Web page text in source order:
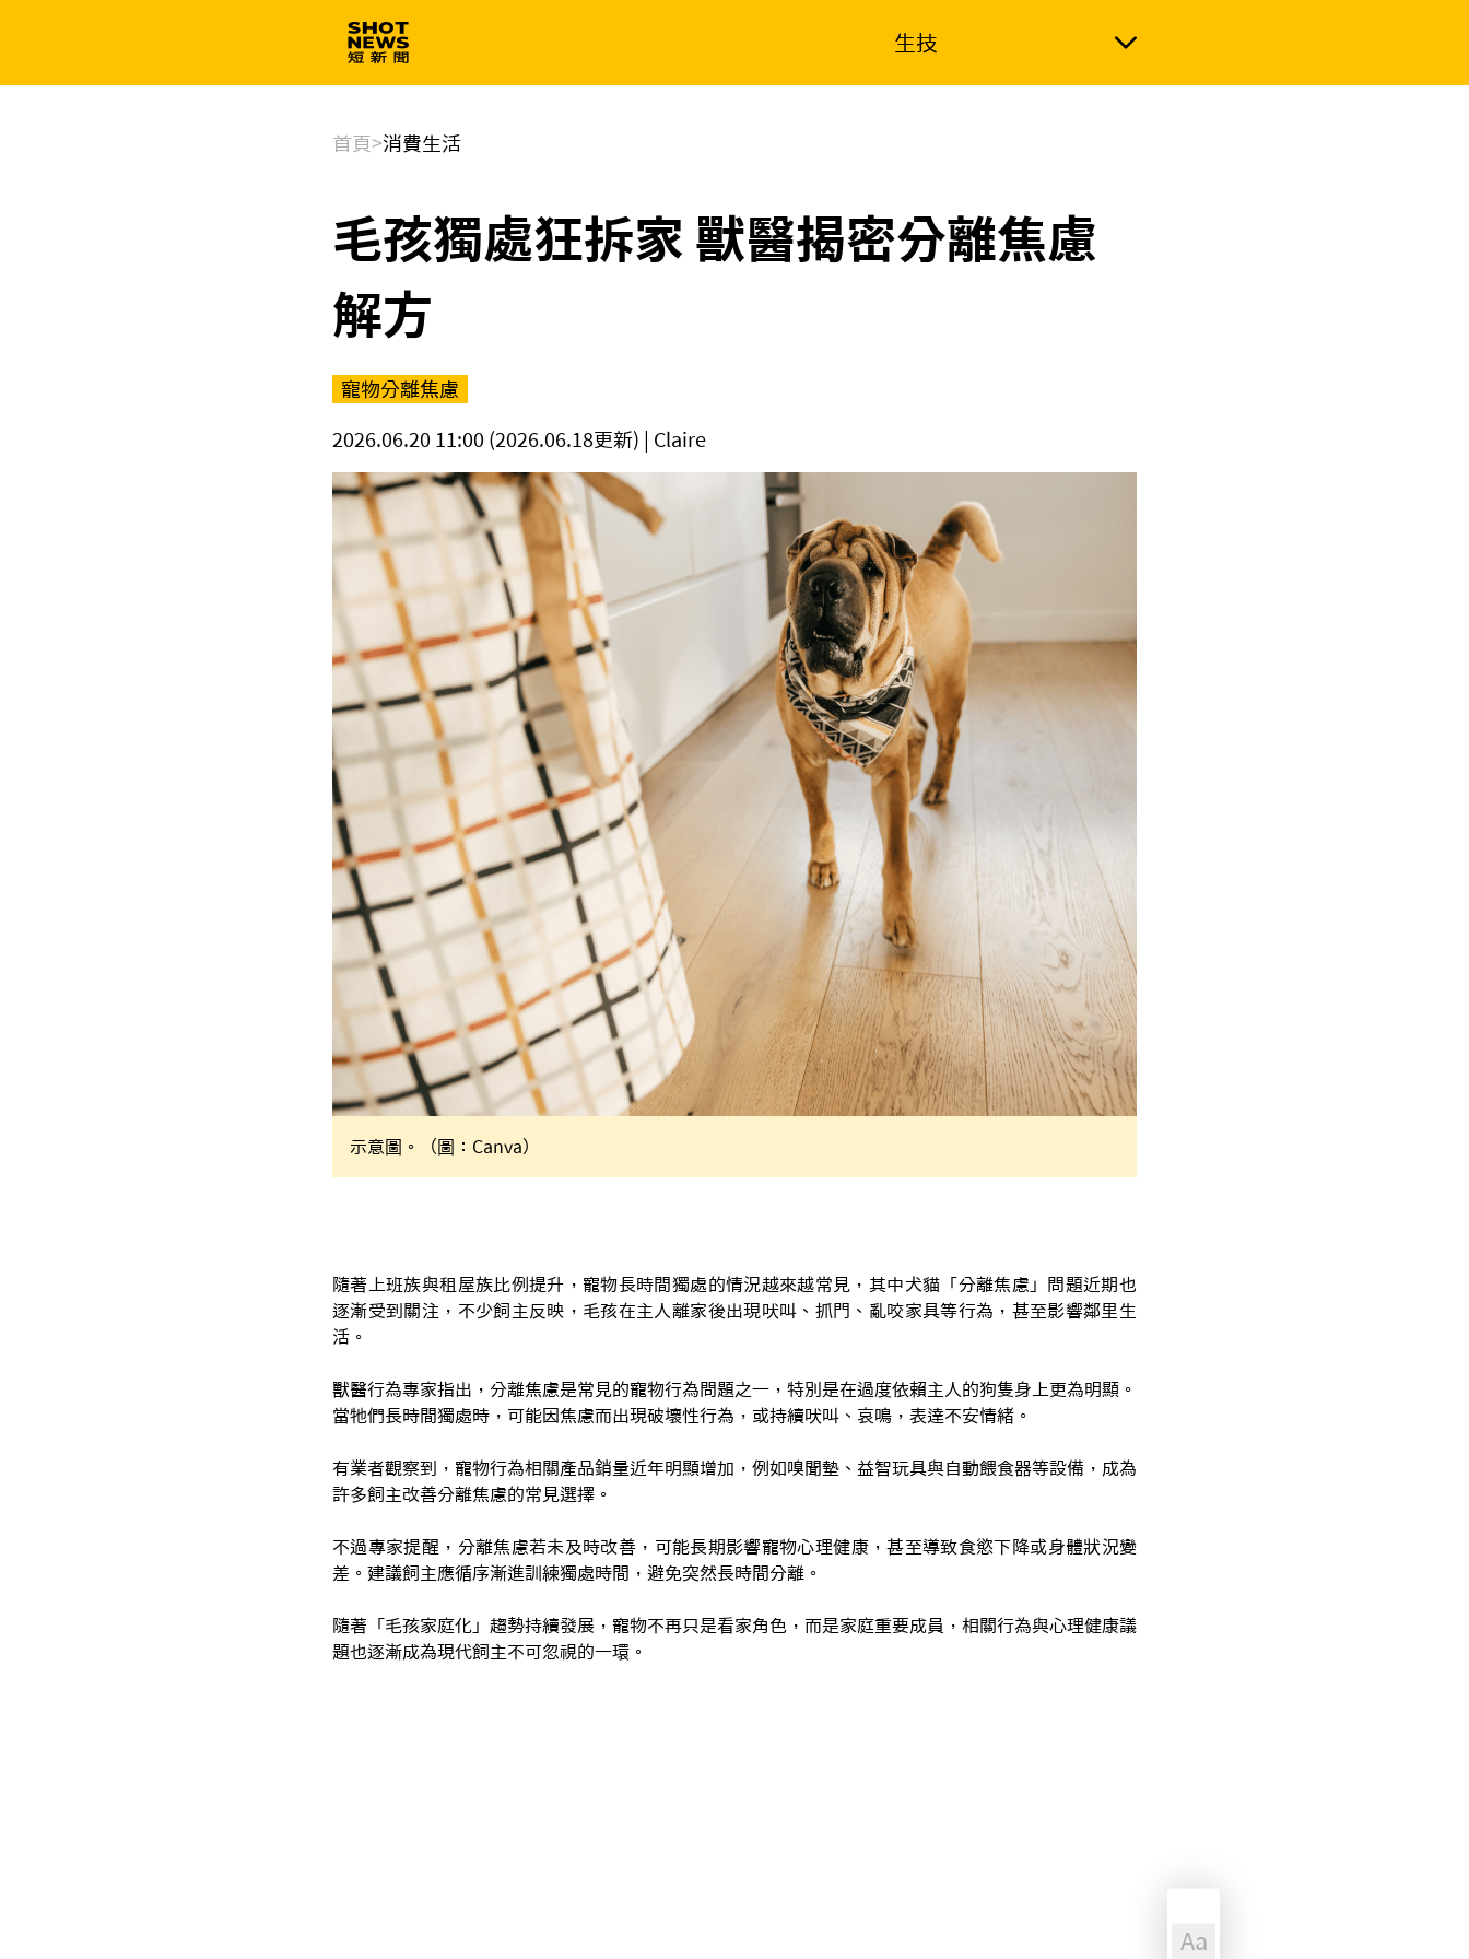
生技
首頁>消費生活
毛孩獨處狂拆家 獸醫揭密分離焦慮
解方
寵物分離焦慮
2026.06.20 11:00 (2026.06.18更新) | Claire
示意圖。（圖：Canva）
隨著上班族與租屋族比例提升，寵物長時間獨處的情況越來越常見，其中犬貓「分離焦慮」問題近期也
逐漸受到關注，不少飼主反映，毛孩在主人離家後出現吠叫、抓門、亂咬家具等行為，甚至影響鄰里生
活。
獸醫行為專家指出，分離焦慮是常見的寵物行為問題之一，特別是在過度依賴主人的狗隻身上更為明顯。
當牠們長時間獨處時，可能因焦慮而出現破壞性行為，或持續吠叫、哀鳴，表達不安情緒。
有業者觀察到，寵物行為相關產品銷量近年明顯增加，例如嗅聞墊、益智玩具與自動餵食器等設備，成為
許多飼主改善分離焦慮的常見選擇。
不過專家提醒，分離焦慮若未及時改善，可能長期影響寵物心理健康，甚至導致食慾下降或身體狀況變
差。建議飼主應循序漸進訓練獨處時間，避免突然長時間分離。
隨著「毛孩家庭化」趨勢持續發展，寵物不再只是看家角色，而是家庭重要成員，相關行為與心理健康議
題也逐漸成為現代飼主不可忽視的一環。
Aa